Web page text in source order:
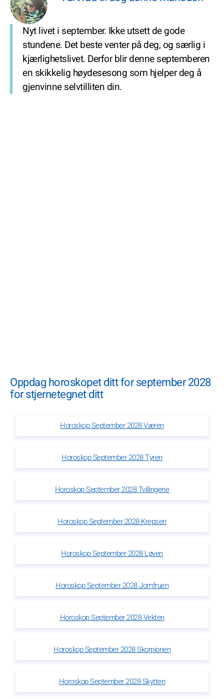
Nyt livet i september. Ikke utsett de gode
stundene. Det beste venter på deg, og særlig i
kjærlighetslivet. Derfor blir denne septemberen
en skikkelig høydesesong som hjelper deg å
gjenvinne selvtilliten din.
Oppdag horoskopet ditt for september 2028
for stjernetegnet ditt
Horoskop September 2028 Væren
Horoskop September 2028 Tyren
Horoskop September 2028 Tvillingene
Horoskop September 2028 Krepsen
Horoskop September 2028 Løven
Horoskop September 2028 Jomfruen
Horoskop September 2028 Vekten
Horoskop September 2028 Skorpionen
Horoskop September 2028 Skytten